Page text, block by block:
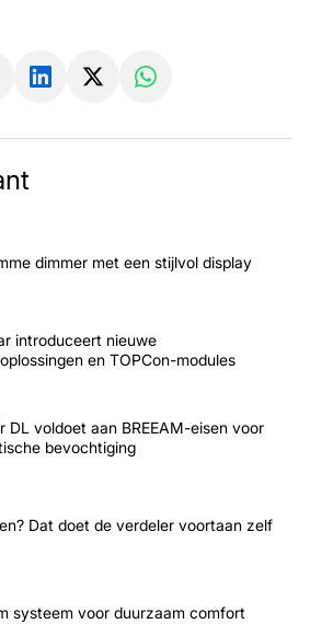
dimmer met een stijlvol display
introduceert nieuwe
en TOPCon-modules
DL voldoet aan BREEAM-eisen voor
bevochtiging
Dat doet de verdeler voortaan zelf
systeem voor duurzaam comfort